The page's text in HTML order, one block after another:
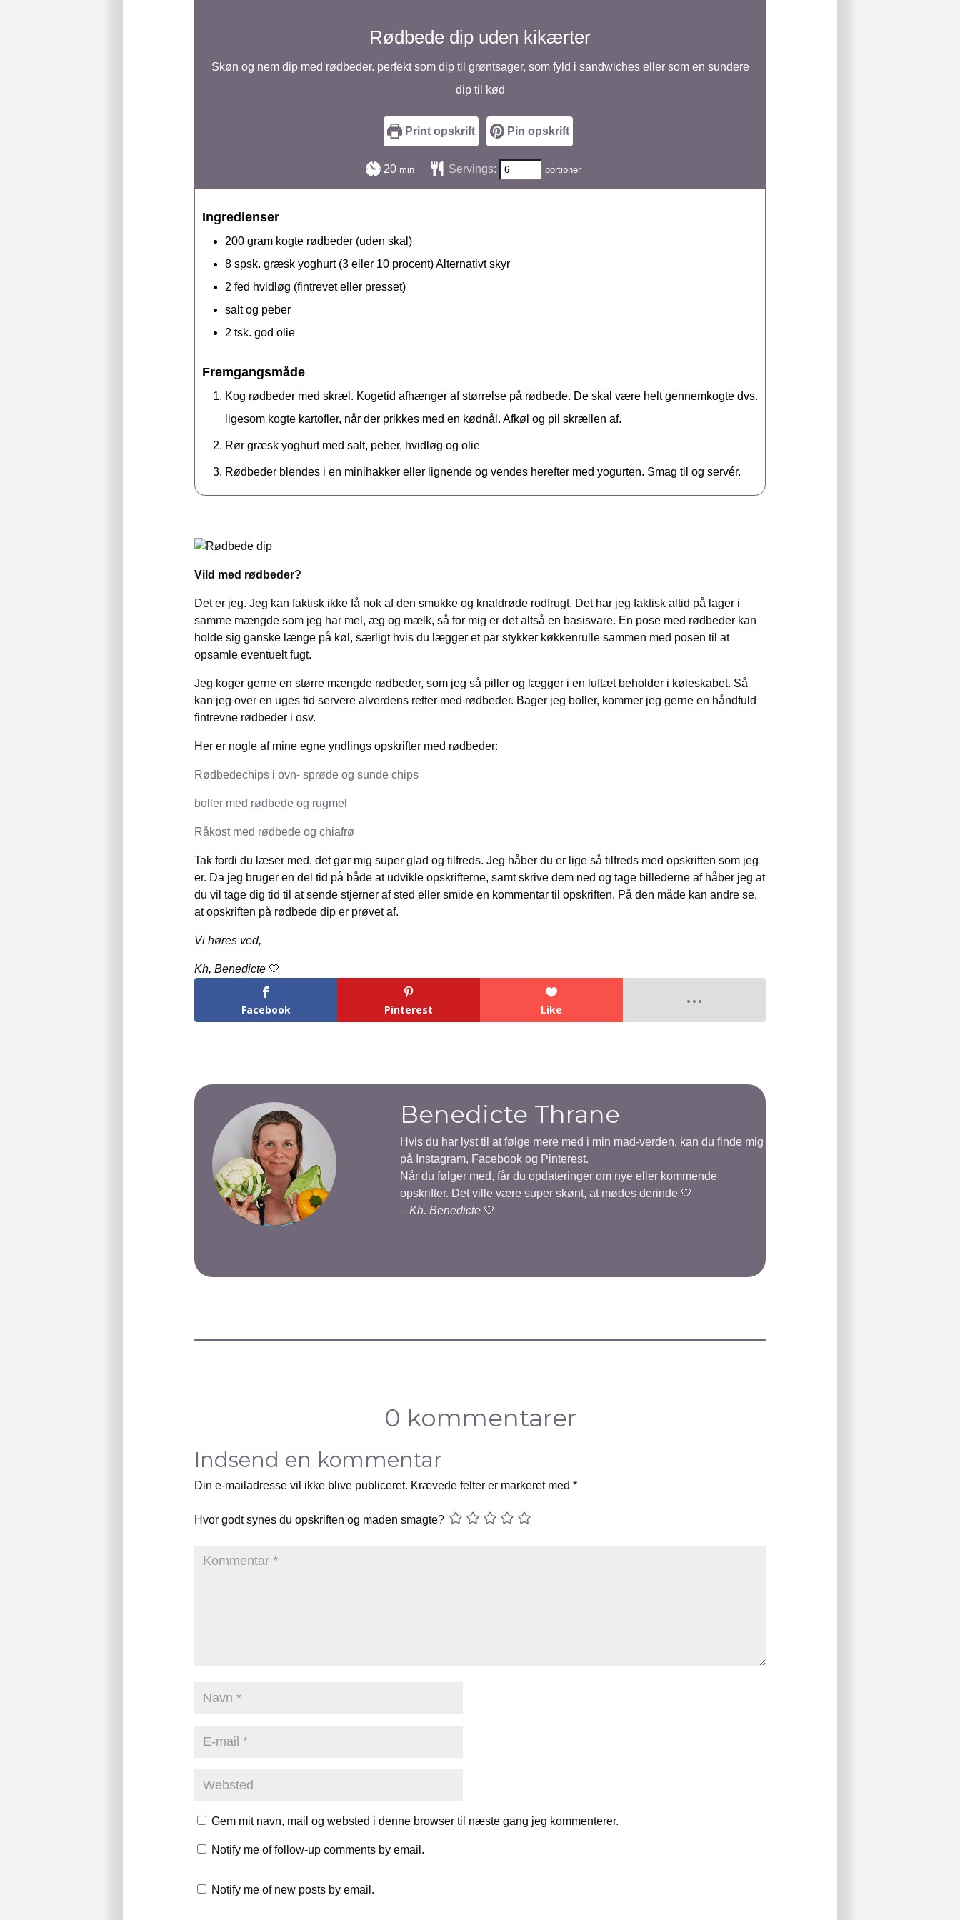
Rødbede dip uden kikærter
Skøn og nem dip med rødbeder. perfekt som dip til grøntsager, som fyld i sandwiches eller som en sundere
dip til kød
Print opskrift Pin opskrift
20minutter
min Servings: portioner
Ingredienser
200 gram kogte rødbeder (uden skal)
8 spsk. græsk yoghurt (3 eller 10 procent) Alternativt skyr
2 fed hvidløg (fintrevet eller presset)
salt og peber
2 tsk. god olie
Fremgangsmåde
Kog rødbeder med skræl. Kogetid afhænger af størrelse på rødbede. De skal være helt gennemkogte dvs.
ligesom kogte kartofler, når der prikkes med en kødnål. Afkøl og pil skrællen af.
Rør græsk yoghurt med salt, peber, hvidløg og olie
Rødbeder blendes i en minihakker eller lignende og vendes herefter med yogurten. Smag til og servér.
Vild med rødbeder?
Det er jeg. Jeg kan faktisk ikke få nok af den smukke og knaldrøde rodfrugt. Det har jeg faktisk altid på lager i
samme mængde som jeg har mel, æg og mælk, så for mig er det altså en basisvare. En pose med rødbeder kan
holde sig ganske længe på køl, særligt hvis du lægger et par stykker køkkenrulle sammen med posen til at
opsamle eventuelt fugt.
Jeg koger gerne en større mængde rødbeder, som jeg så piller og lægger i en luftæt beholder i køleskabet. Så
kan jeg over en uges tid servere alverdens retter med rødbeder. Bager jeg boller, kommer jeg gerne en håndfuld
fintrevne rødbeder i osv.
Her er nogle af mine egne yndlings opskrifter med rødbeder:
Rødbedechips i ovn- sprøde og sunde chips
boller med rødbede og rugmel
Råkost med rødbede og chiafrø
Tak fordi du læser med, det gør mig super glad og tilfreds. Jeg håber du er lige så tilfreds med opskriften som jeg
er. Da jeg bruger en del tid på både at udvikle opskrifterne, samt skrive dem ned og tage billederne af håber jeg at
du vil tage dig tid til at sende stjerner af sted eller smide en kommentar til opskriften. På den måde kan andre se,
at opskriften på rødbede dip er prøvet af.
Vi høres ved,
Kh, Benedicte 🤍
Facebook Pinterest Like
Benedicte Thrane
Hvis du har lyst til at følge mere med i min mad-verden, kan du finde mig
på Instagram, Facebook og Pinterest.
Når du følger med, får du opdateringer om nye eller kommende
opskrifter. Det ville være super skønt, at mødes derinde 🤍
– Kh. Benedicte 🤍
0 kommentarer
Indsend en kommentar
Din e-mailadresse vil ikke blive publiceret. Krævede felter er markeret med *
Hvor godt synes du opskriften og maden smagte?
Gem mit navn, mail og websted i denne browser til næste gang jeg kommenterer.
Notify me of follow-up comments by email.
Notify me of new posts by email.